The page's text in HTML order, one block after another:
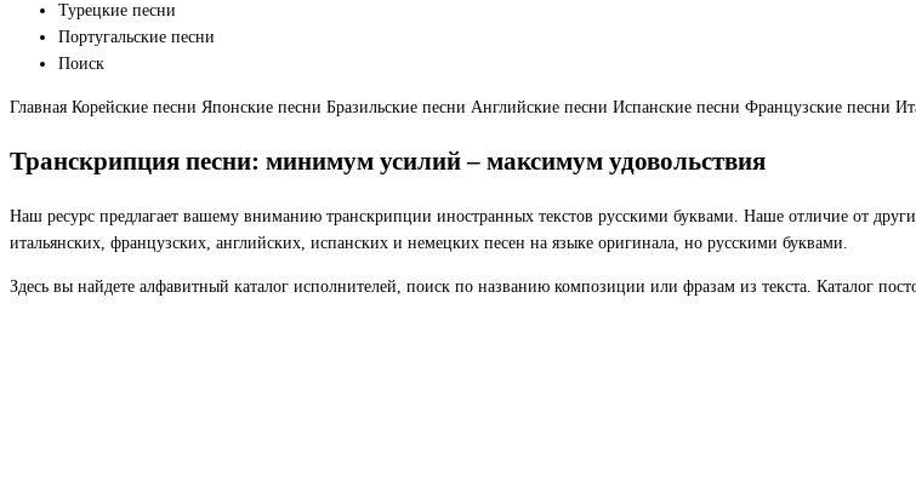
Турецкие песни
Португальские песни
Поиск
Главная Корейские песни Японские песни Бразильские песни Английские песни Испанские песни Французские песни
Транскрипция песни: минимум усилий – максимум удовольствия
Наш ресурс предлагает вашему вниманию транскрипции иностранных текстов русскими буквами. Наше отличие от
итальянских, французских, английских, испанских и немецких песен на языке оригинала, но русскими буквами.
Здесь вы найдете алфавитный каталог исполнителей, поиск по названию композиции или фразам из текста. Каталог